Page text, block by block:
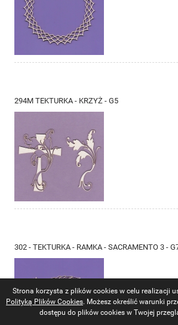
Strona korzysta z plików cookies w celu realizacji
Polityką Plików Cookies. Możesz określić warunki
dostępu do plików cookies w Twojej
294M TEKTURKA - KRZYŻ - G5
302 - TEKTURKA - RAMKA - SACRAMENTO 3 -